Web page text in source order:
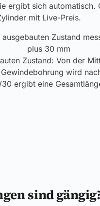
ergibt sich
mit Live-Preis.
Zustand: Von der
wird
ergibt eine
sind